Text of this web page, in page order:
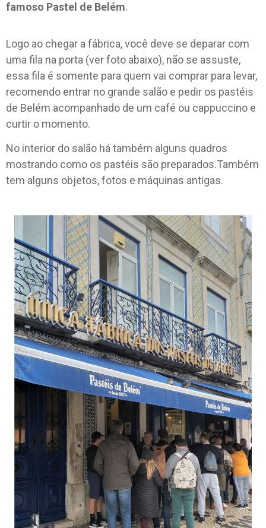
famoso Pastel de Belém.
Logo ao chegar a fábrica, você deve se deparar com
uma fila na porta (ver foto abaixo), não se assuste,
essa fila é somente para quem vai comprar para levar,
recomendo entrar no grande salão e pedir os pastéis
de Belém acompanhado de um café ou cappuccino e
curtir o momento.
No interior do salão há também alguns quadros
mostrando como os pastéis são preparados.Também
tem alguns objetos, fotos e máquinas antigas.